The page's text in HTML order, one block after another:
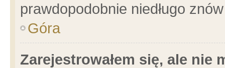
prawdopodobnie niedługo
Góra
Zarejestrowałem się, ale nie